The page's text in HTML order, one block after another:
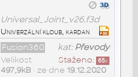
Universal_Joint_v26.f3d
Univerzální kloub, kardan
kat:Převody
Fusion360
Staženo: 65x
Velikost
497,9kB• ze dne 19.12.2020